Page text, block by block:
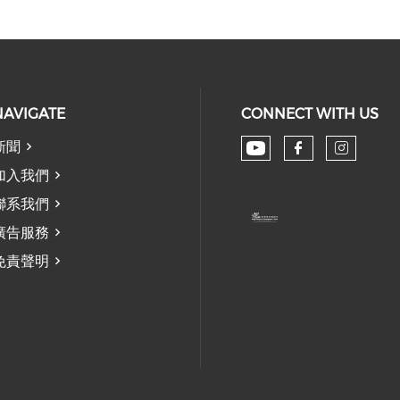
聞
入我們
系我們
告服務
責聲明
CONNECT WITH US